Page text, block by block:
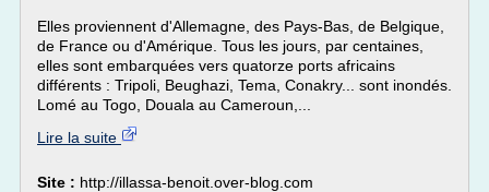
Elles proviennent d'Allemagne, des Pays-Bas, de Belgique,
de France ou d'Amérique. Tous les jours, par centaines,
elles sont embarquées vers quatorze ports africains
différents : Tripoli, Beughazi, Tema, Conakry... sont inondés.
Lomé au Togo, Douala au Cameroun,...
Lire la suite
Site : http://illassa-benoit.over-blog.com